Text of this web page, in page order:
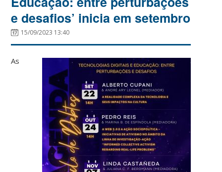
e desafios’ inicia em setembro
15/09/2023 13:40
As